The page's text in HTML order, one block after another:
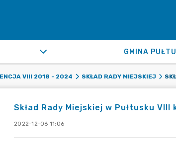
GMINA
VIII 2018 - 2024 SKŁAD RADY MIEJSKIEJ
Skład Rady Miejskiej w Pułtusku
2022-12-06 11:06